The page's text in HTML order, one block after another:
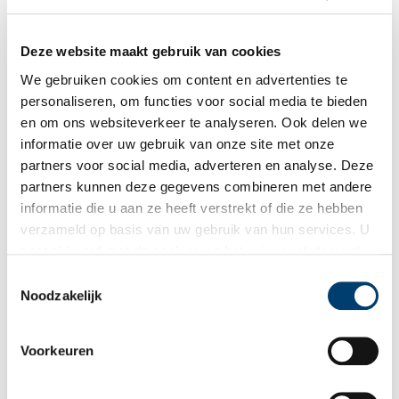
Deze website maakt gebruik van cookies
We gebruiken cookies om content en advertenties te
personaliseren, om functies voor social media te bieden
en om ons websiteverkeer te analyseren. Ook delen we
informatie over uw gebruik van onze site met onze
partners voor social media, adverteren en analyse. Deze
partners kunnen deze gegevens combineren met andere
informatie die u aan ze heeft verstrekt of die ze hebben
verzameld op basis van uw gebruik van hun services. U
Noodzakelijk
Voorkeuren
Ontvang de nieuwsbrief
laatste erfgoednieuws? Schrijf u dan nu in voor onze
wekelijkse nieuwsbrief!
Bij inschrijving gaat u akkoord met ons
Vul deze informatie aan of geef een reactie.